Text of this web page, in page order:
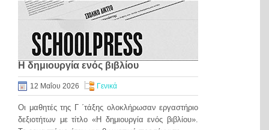
Η δημιουργία ενός βιβλίου
12 Μαΐου 2026 Γενικά
Οι μαθητές της Γ ΄τάξης ολοκλήρωσαν εργαστήριο
δεξιοτήτων με τίτλο «Η δημιουργία ενός βιβλίου».